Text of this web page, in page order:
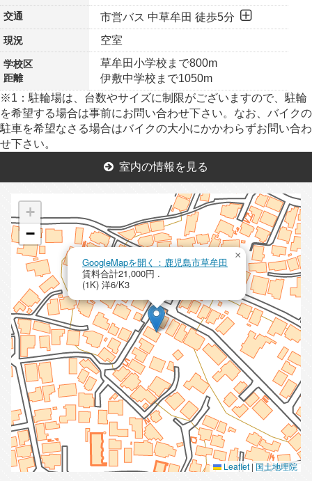
交通 市営バス 中草牟田 徒歩5分
現況 空室
学校区
距離
草牟田小学校まで800m
伊敷中学校まで1050m
※1：駐輪場は、台数やサイズに制限がございますので、駐輪
を希望する場合は事前にお問い合わせ下さい。なお、バイクの
駐車を希望なさる場合はバイクの大小にかかわらずお問い合わ
せ下さい。
室内の情報を見る
GoogleMapを開く：鹿児島市草牟田
賃料合計21,000円 .
(1K) 洋6/K3
×
+
−
Leaflet | 国土地理院